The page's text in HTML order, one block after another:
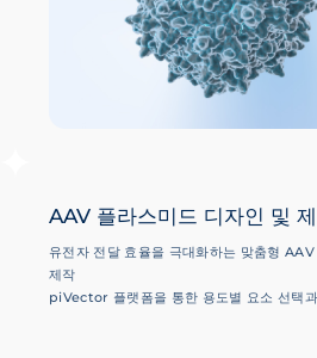
AAV 플라스미드 디자인 및
유전자 전달 효율을 극대화하는 맞춤형 AAV
제작
piVector 플랫폼을 통한 용도별 요소 선택